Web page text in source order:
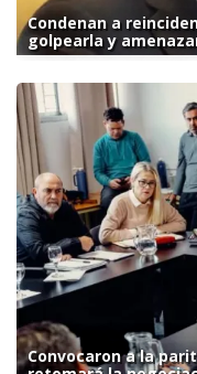
Condenan a
golpearla y
Convocaron a la